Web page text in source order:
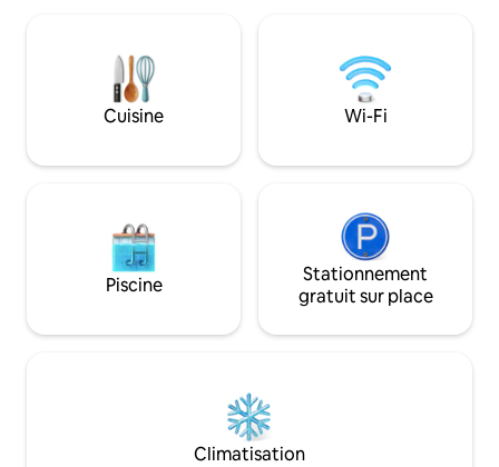
vous cherchez à créer des souvenirs
précieux pour toute une vie, notre
ferme est l'endroit idéal pour vous.
Réservez maintenant, c'est une
sol entièrement
divertissement -
avec banc et haltères - grand
stationnement
voiture du
Cuisine Wi-Fi
Piscine
Stationnement
gratuit sur place
Climatisation